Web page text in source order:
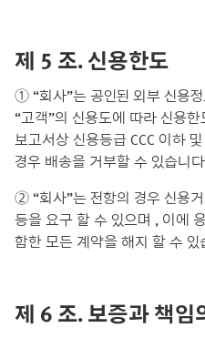
제 5 조. 신용한도
① “회사”는 공인된 외부 신용
“고객”의 신용도에 따라 신용
보고서상 신용등급 CCC 이하
경우 배송을 거부할 수 있습니
② “회사”는 전항의 경우 신용
등을 요구 할 수 있으며 , 이에
함한 모든 계약을 해지 할 수 있
제 6 조. 보증과 책임